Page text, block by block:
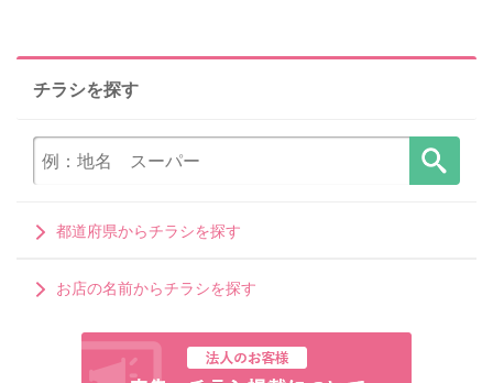
チラシを探す
都道府県からチラシを探す
お店の名前からチラシを探す